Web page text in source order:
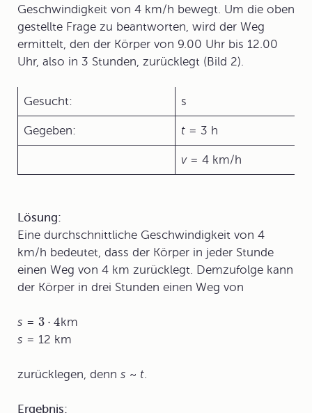
Geschwindigkeit von 4 km/h bewegt. Um die oben
gestellte Frage zu beantworten, wird der Weg
ermittelt, den der Körper von 9.00 Uhr bis 12.00
Uhr, also in 3 Stunden, zurücklegt (Bild 2).
Gesucht: s
Gegeben: t = 3 h
v= 4 km/h
Lösung:
Eine durchschnittliche Geschwindigkeit von 4
km/h bedeutet, dass der Körper in jeder Stunde
einen Weg von 4 km zurücklegt. Demzufolge kann
der Körper in drei Stunden einen Weg von
s = 3 ⋅ 4km
s = 12 km
zurücklegen, denn s ~ t.
Ergebnis: